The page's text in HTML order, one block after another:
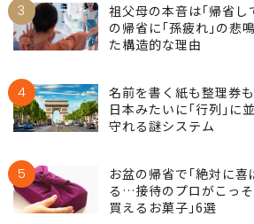
3
祖父母の本音は｢帰省
の帰省に｢孫疲れ｣の悲
た構造的な理由
4
名前を書く紙も整理券
日本みたいに｢行列｣に
守れる謎システム
5
お盆の帰省で｢絶対に喜
る…接待のプロがこっ
買えるお菓子｣6選